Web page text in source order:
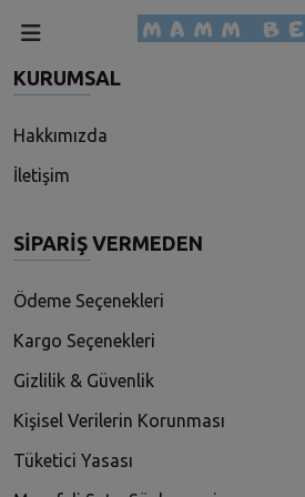
KURUMSAL
Hakkımızda
İletişim
SIPARIŞ VERMEDEN
Ödeme Seçenekleri
Kargo Seçenekleri
Gizlilik & Güvenlik
Kişisel Verilerin Korunması
Tüketici Yasası